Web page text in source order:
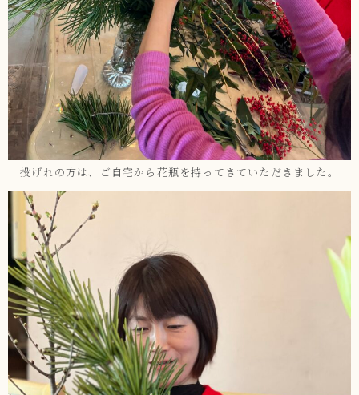
投げれの方は、ご自宅から花瓶を持ってきていただきました。